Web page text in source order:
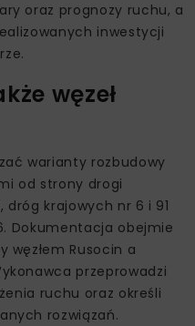
oraz prognozy ruchu, a
inwestycji
węzeł
warianty rozbudowy
od strony drogi
dróg krajowych nr 6 i 91
Dokumentacja obejmie
węzłem Rusocin a
przeprowadzi
ruchu oraz określi
rozwiązań.